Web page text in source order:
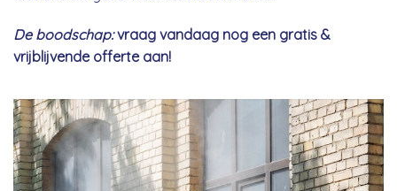
De boodschap:vraag vandaag nog een gratis &
vrijblijvende offerte aan!